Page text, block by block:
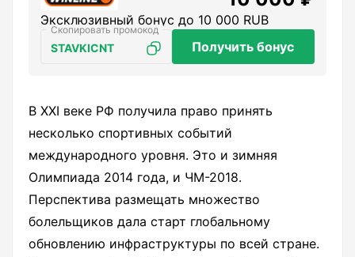
Эксклюзивный бонус до 10 000 RUB
STAVKICNT Получить бонус
В XXI веке РФ получила право принять
несколько спортивных событий
международного уровня. Это и зимняя
Олимпиада 2014 года, и ЧМ-2018.
Перспектива размещать множество
болельщиков дала старт глобальному
обновлению инфраструктуры по всей стране.